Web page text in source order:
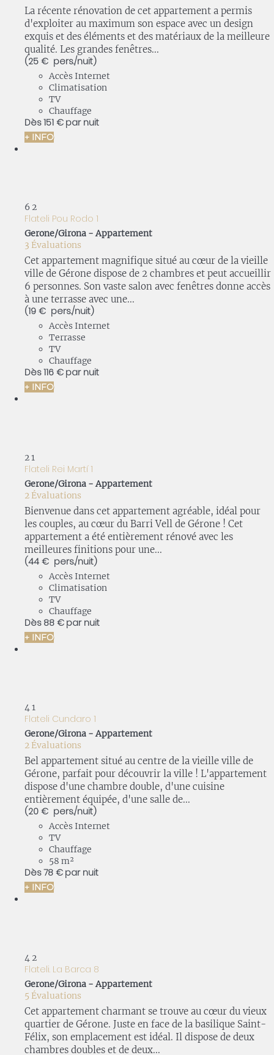
La récente rénovation de cet appartement a permis
d'exploiter au maximum son espace avec un design
exquis et des éléments et des matériaux de la meilleure
qualité. Les grandes fenêtres...
(25 € pers./nuit)
Accès Internet
Climatisation
TV
Chauffage
Dès151 € par nuit
+ INFO
6 2
Flateli Pou Rodo 1
Gerone/Girona -Appartement
3 Évaluations
Cet appartement magnifique situé au cœur de la vieille
ville de Gérone dispose de 2 chambres et peut accueillir
6 personnes. Son vaste salon avec fenêtres donne accès
à une terrasse avec une...
(19 € pers./nuit)
Accès Internet
Terrasse
TV
Chauffage
Dès116 € par nuit
+ INFO
21
Flateli Rei Martí 1
Gerone/Girona -Appartement
2 Évaluations
Bienvenue dans cet appartement agréable, idéal pour
les couples, au cœur du Barri Vell de Gérone ! Cet
appartement a été entièrement rénové avec les
meilleures finitions pour une...
(44 € pers./nuit)
Accès Internet
Climatisation
TV
Chauffage
Dès 88 € par nuit
+ INFO
41
Flateli Cundaro 1
Gerone/Girona -Appartement
2 Évaluations
Bel appartement situé au centre de la vieille ville de
Gérone, parfait pour découvrir la ville ! L'appartement
dispose d'une chambre double, d'une cuisine
entièrement équipée, d'une salle de...
(20 € pers./nuit)
Accès Internet
TV
Chauffage
58 m²
Dès78 € par nuit
+ INFO
4 2
Flateli. La Barca 8
Gerone/Girona -Appartement
5 Évaluations
Cet appartement charmant se trouve au cœur du vieux
quartier de Gérone. Juste en face de la basilique Saint-
Félix, son emplacement est idéal. Il dispose de deux
chambres doubles et de deux...